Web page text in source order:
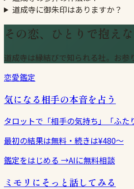
道成寺に御朱印はありますか？
その恋、ひとりで抱え
道成寺は縁結びで知られる社。お参
恋愛鑑定
気になる相手の本音を占う
タロットで「相手の気持ち」「ふた
最初の結果は無料・続きは¥480〜
鑑定をはじめる →AIに無料相談
ミモリにそっと話してみる